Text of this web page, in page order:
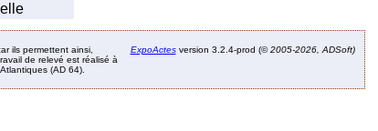
ils permettent ainsi,
de relevé est réalisé à
(AD 64).
ExpoActesversion 3.2.4-prod (©2005-2026, ADSoft)